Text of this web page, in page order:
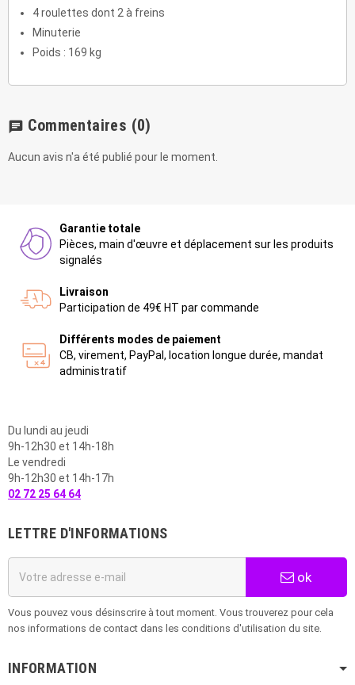
4 roulettes dont 2 à freins
Minuterie
Poids : 169 kg
chat Commentaires (0)
Aucun avis n'a été publié pour le moment.
Garantie totale
Pièces, main d'œuvre et déplacement sur les produits
signalés
Livraison
Participation de 49€ HT par commande
Différents modes de paiement
CB, virement, PayPal, location longue durée, mandat
administratif
Du lundi au jeudi
9h-12h30 et 14h-18h
Le vendredi
9h-12h30 et 14h-17h
02 72 25 64 64
LETTRE D'INFORMATIONS
ok
Vous pouvez vous désinscrire à tout moment. Vous trouverez pour cela
nos informations de contact dans les conditions d'utilisation du site.
INFORMATION